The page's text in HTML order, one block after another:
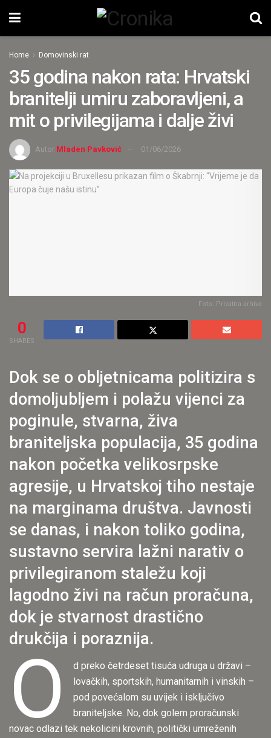
Home Domovinski rat
35 godina nakon rata: Hrvatski
branitelji umiru zaboravljeni, a
mit o privilegijama i dalje živi
Autor Mladen Pavković 01/06/2026
Foto: Privatna arhiva
0
SHARES
Dok se o obljetnicama politizira s
domoljubljem i polažu vijenci za
poginule, stvarna, živa
braniteljska populacija, 35 godina
nakon početka velikosrpske
agresije, u Hrvatskoj tiho nestaje
na marginama društva. Javnosti
se danas, i nakon toliko godina,
sustavno servira lažni narativ o
privilegiranom staležu koji
lagodno živi na račun proračuna,
dok je stvarnost drastično
drukčija i poraznija.
O
d preko četrdeset tisuća udruga u državi –
lovačkih, sportskih, humanitarnih i vinskih –
pod povećalom su uvijek i isključivo
braniteljske. No, dok golem proračunski
novac odlazi tek nekolicini krovnih, politički umreženih